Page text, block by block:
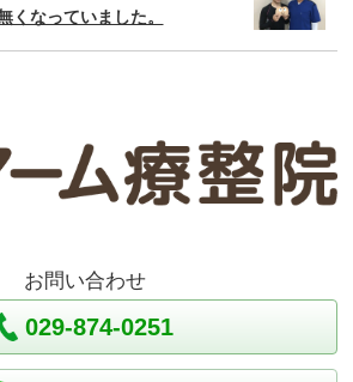
くなっていました。
お問い合わせ
029-874-0251